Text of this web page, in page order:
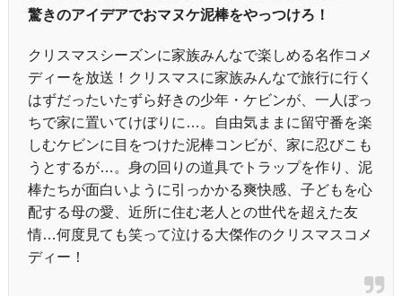
驚きのアイデアでおマヌケ泥棒をやっつけろ！
クリスマスシーズンに家族みんなで楽しめる名作コメ
ディーを放送！クリスマスに家族みんなで旅行に行く
はずだったいたずら好きの少年・ケビンが、一人ぼっ
ちで家に置いてけぼりに…。自由気ままに留守番を楽
しむケビンに目をつけた泥棒コンビが、家に忍びこも
うとするが…。身の回りの道具でトラップを作り、泥
棒たちが面白いように引っかかる爽快感、子どもを心
配する母の愛、近所に住む老人との世代を超えた友
情…何度見ても笑って泣ける大傑作のクリスマスコメ
ディー！